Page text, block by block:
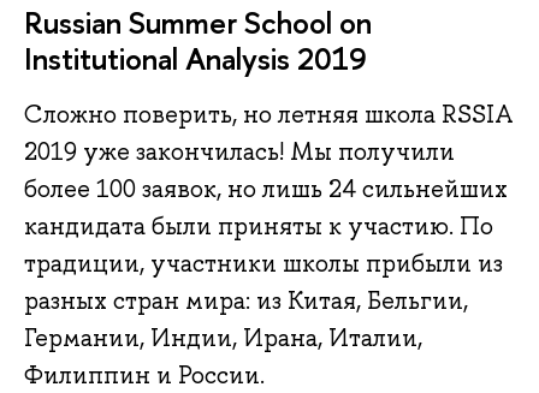
Russian Summer School on
Institutional Analysis 2019
Сложно поверить, но летняя школа RSSIA
2019 уже закончилась! Мы получили
более 100 заявок, но лишь 24 сильнейших
кандидата были приняты к участию. По
традиции, участники школы прибыли из
разных стран мира: из Китая, Бельгии,
Германии, Индии, Ирана, Италии,
Филиппин и России.